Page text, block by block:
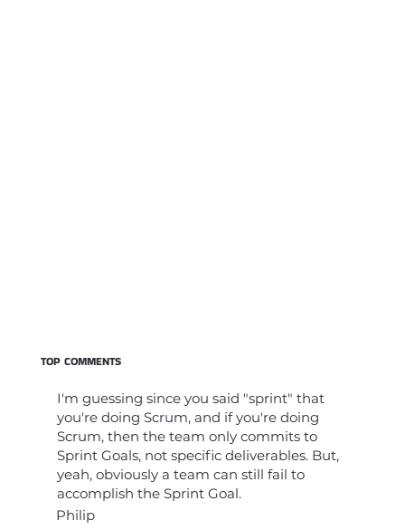
TOP COMMENTS
I'm guessing since you said "sprint" that
you're doing Scrum, and if you're doing
Scrum, then the team only commits to
Sprint Goals, not specific deliverables. But,
yeah, obviously a team can still fail to
accomplish the Sprint Goal.
Philip